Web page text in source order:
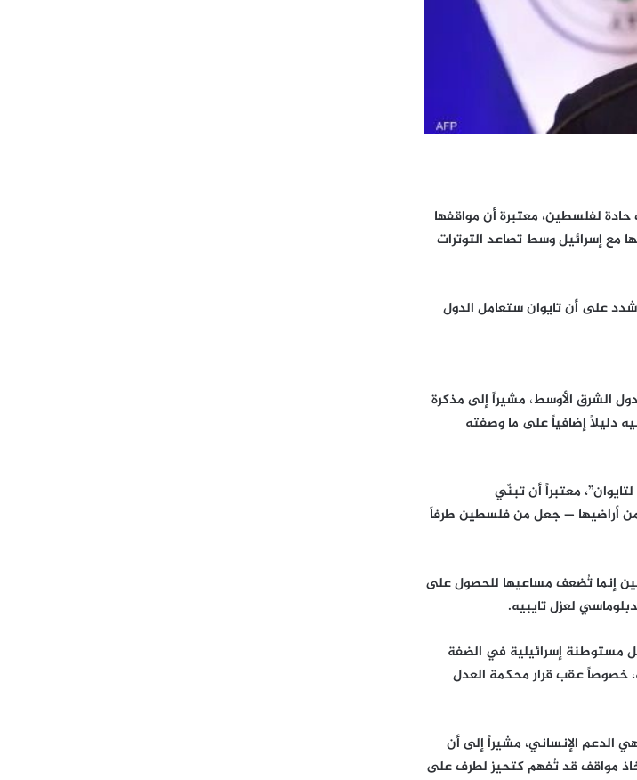
لفلسطين، معتبرة أن مواقفها
مع إسرائيل وسط تصاعد التوترات
شدد على أن تايوان ستعامل الدول
الشرق الأوسط، مشيراً إلى مذكرة
دليلاً إضافياً على ما وصفته
معتبراً أن تبنّي
من أراضيها — جعل من فلسطين طرفاً
إنما تُضعف مساعيها للحصول على
لعزل تايبيه.
مستوطنة إسرائيلية في الضفة
خصوصاً عقب قرار محكمة العدل
الدعم الإنساني، مشيراً إلى أن
مواقف قد تُفهم كتحيز لطرف على